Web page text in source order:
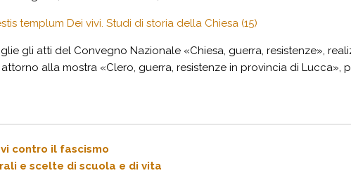
templum Dei vivi. Studi di storia della Chiesa (15)
gli atti del Convegno Nazionale «Chiesa, guerra, resistenze»,
alla mostra «Clero, guerra, resistenze in provincia di Lucca»,
contro il fascismo
e scelte di scuola e di vita